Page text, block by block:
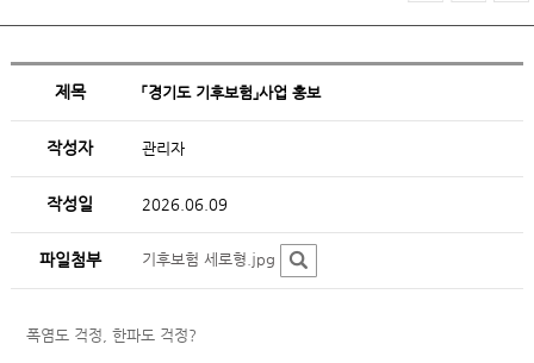
제목 「경기도 기후보험」사업 홍보
작성자 관리자
작성일 2026.06.09
파일첨부 기후보험 세로형.jpg
폭염도 걱정, 한파도 걱정?